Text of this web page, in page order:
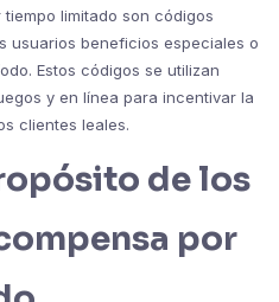
tiempo limitado son códigos
usuarios beneficios especiales o
Estos códigos se utilizan
y en línea para incentivar la
clientes leales.
de los
por